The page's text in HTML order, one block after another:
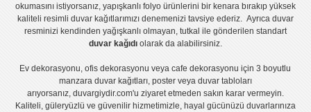
okumasını istiyorsanız, yapışkanlı folyoürünlerini bir kenara bırakıp yüksek
kaliteli resimli duvar kağıtlarımızı denemenizi tavsiye ederiz. Ayrıca duvar
resminizi kendinden yağışkanlı olmayan, tutkal ile gönderilen standart
duvar kağıdıolarak da alabilirsiniz.
Ev dekorasyonu,ofis dekorasyonu veyacafe dekorasyonu için3 boyutlu
manzara duvar kağıtları, posterveya duvar tabloları
arıyorsanız, duvargiydir.com'u ziyaret etmeden sakın karar vermeyin.
Kaliteli, güleryüzlü ve güvenilir hizmetimizle, hayal gücünüzü duvarlarınıza